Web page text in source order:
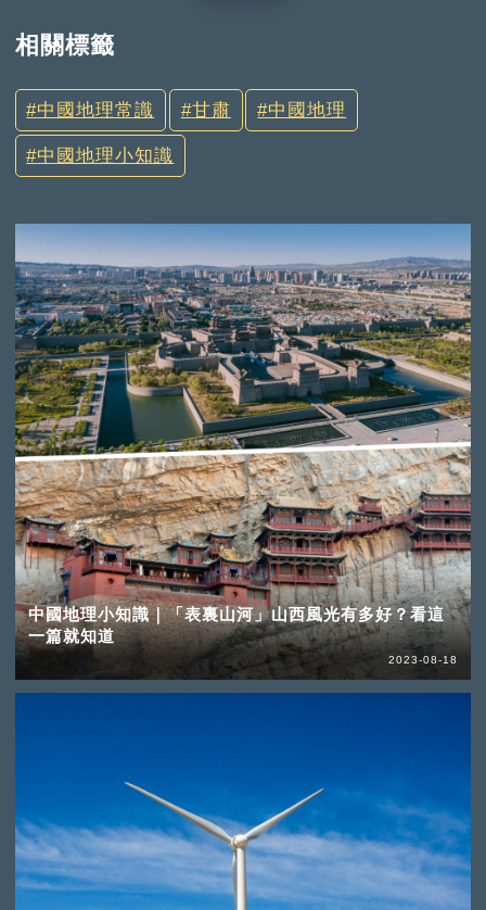
相關標籤
中國地理常識 甘肅 中國地理
中國地理小知識
中國地理小知識｜「表裏山河」山西風光有多好？看這
一篇就知道
2023-08-18